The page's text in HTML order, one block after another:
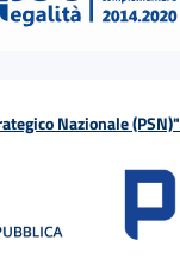
Nazionale (PSN)"